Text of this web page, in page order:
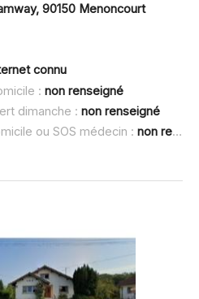
90150 Menoncourt
connu
: non renseigné
dimanche : non renseigné
ou SOS médecin : non renseigné